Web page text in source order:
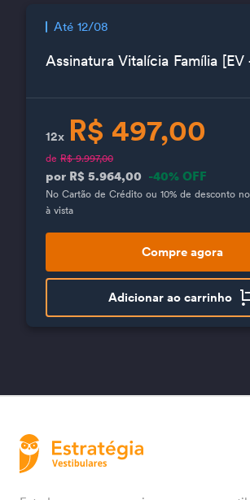
Até 12/08
Assinatura Vitalícia Família [EV
12x R$ 497,00
de R$ 9.997,00
por R$ 5.964,00 -40% OFF
No Cartão de Crédito ou 10% de desconto
à vista
Compre agora
Adicionar ao carrinho